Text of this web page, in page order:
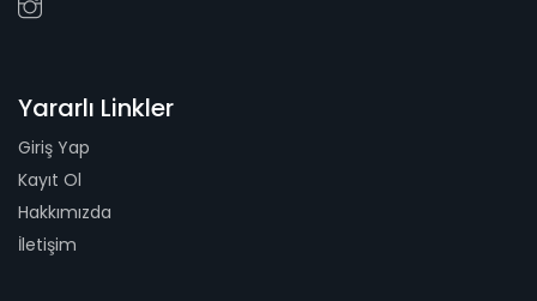
Yararlı Linkler
Giriş Yap
Kayıt Ol
Hakkımızda
İletişim